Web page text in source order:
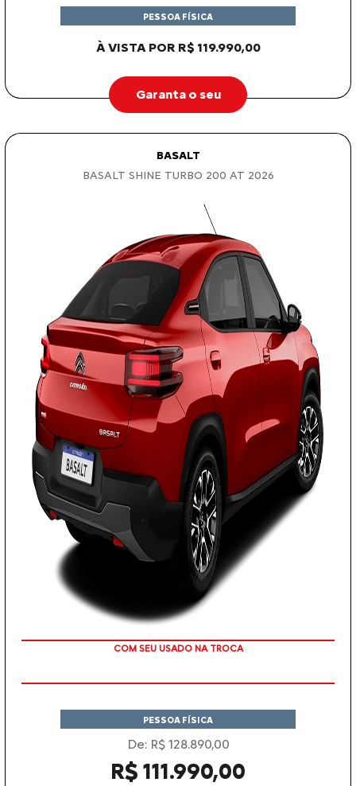
À VISTA POR R$ 119.990,00
PESSOA FÍSICA
Garanta o seu
BASALT
BASALT SHINE TURBO 200 AT 2026
TAXA ZERO
PESSOA FÍSICA
De: R$ 128.890,00
R$ 111.990,00